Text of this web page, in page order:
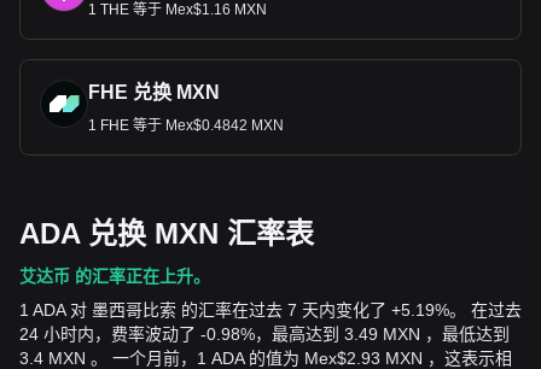
1 THE 等于 Mex$1.16 MXN
FHE 兑换 MXN
1 FHE 等于 Mex$0.4842 MXN
ADA 兑换 MXN 汇率表
艾达币 的汇率正在上升。
1 ADA 对 墨西哥比索 的汇率在过去 7 天内变化了 +5.19%。 在过去
24 小时内，费率波动了 -0.98%，最高达到 3.49 MXN ，最低达到
3.4 MXN 。 一个月前，1 ADA 的值为 Mex$2.93 MXN ，这表示相